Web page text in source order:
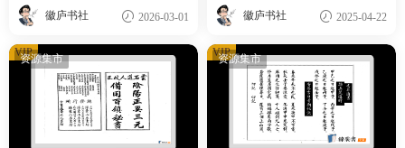
徽庐书社 2026-03-01 徽庐书社 2025-04-22
资源集市
VIP 资源集市
VIP